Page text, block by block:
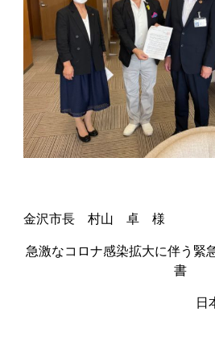
金沢市長 村山 卓 様
急激なコロナ感染拡大に伴う緊
書
日